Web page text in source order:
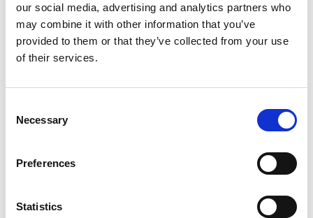
our social media, advertising and analytics partners who
may combine it with other information that you’ve
provided to them or that they’ve collected from your use
of their services.
Selection
Necessary
Preferences
Statistics